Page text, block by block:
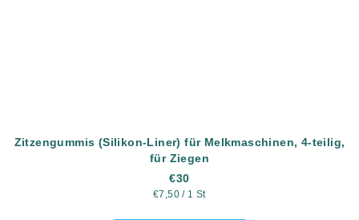
Zitzengummis (Silikon-Liner) für Melkmaschinen, 4-teilig,
für Ziegen
€30
Verkaufspreis:
€7,50 / 1 St